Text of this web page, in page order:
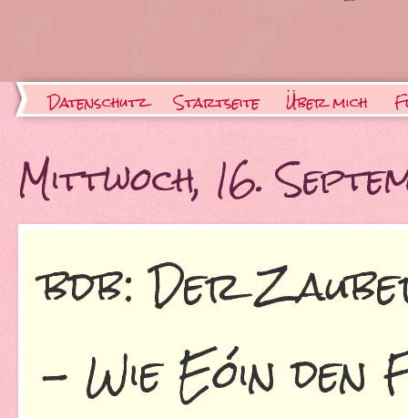
Datenschutz Startseite Über mich
Mittwoch, 16.
bdb: Der
- Wie Eóin